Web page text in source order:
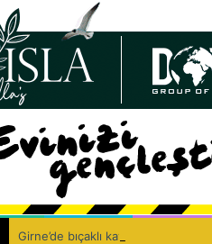
Girne’de bıçaklı kavga can aldı: 40